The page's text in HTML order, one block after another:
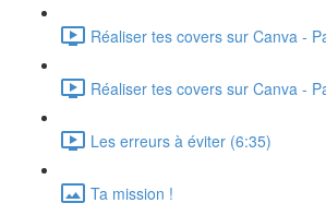
Réaliser tes covers sur Canva -
Réaliser tes covers sur Canva -
Les erreurs à éviter (6:35)
Ta mission !